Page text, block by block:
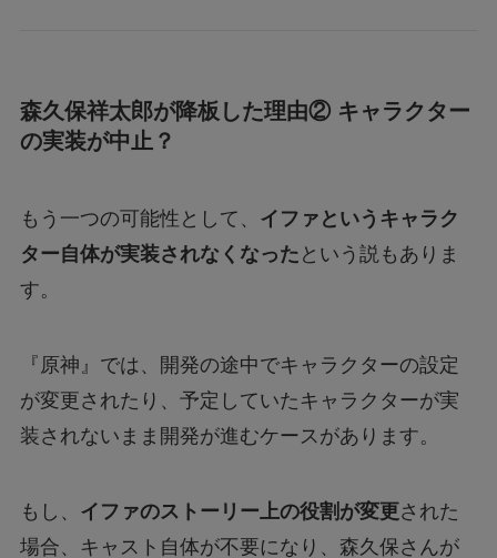
森久保祥太郎が降板した理由② キャラクター
の実装が中止？
もう一つの可能性として、 イファというキャラク
ター自体が実装されなくなった という説もありま
す。
『原神』では、開発の途中でキャラクターの設定
が変更されたり、予定していたキャラクターが実
装されないまま開発が進むケースがあります。
もし、 イファのストーリー上の役割が変更された
場合、キャスト自体が不要になり、森久保さんが